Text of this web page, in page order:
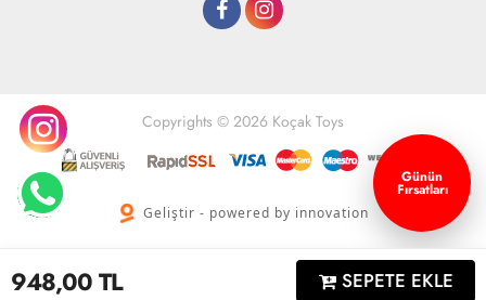
948,00TL SEPETE EKLE
Copyrights © 2026 Koçak Toys
Geliştir - powered by innovation
Günün
Fırsatları